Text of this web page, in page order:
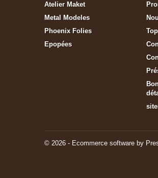
Atelier Maket
Metal Modeles
Phoenix Folies
Epopées
© 2026 - Ecommerce software by